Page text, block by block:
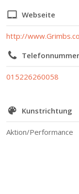
Webseite
http://
Telefonnummer
015226260058
Kunstrichtung
Aktion/Performance